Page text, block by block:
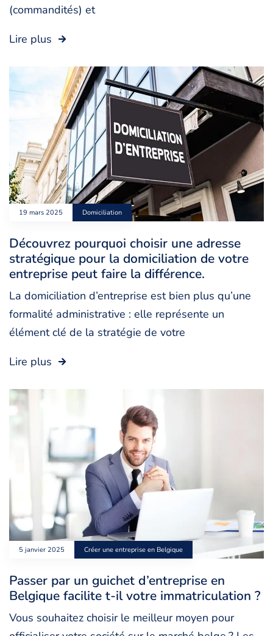
(commandités) et
Lire plus
19 mars 2025 Domiciliation
Découvrez pourquoi choisir une adresse
stratégique pour la domiciliation de votre
entreprise peut faire la différence.
La domiciliation d’entreprise est bien plus qu’une
formalité administrative : elle représente un
élément clé de la stratégie de votre
Lire plus
5 janvier 2025 Créer une entreprise en Belgique
Passer par un guichet d’entreprise en
Belgique facilite t-il votre immatriculation ?
Vous souhaitez choisir le meilleur moyen pour